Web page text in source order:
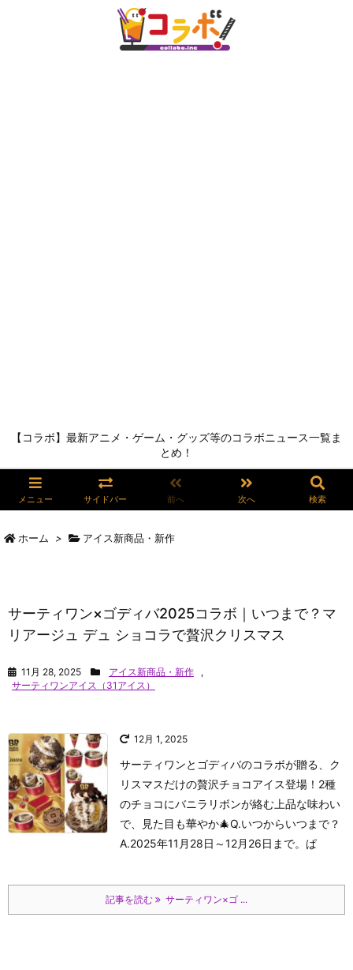
【コラボ】最新アニメ・ゲーム・グッズ等のコラボニュース一覧ま
とめ！
メニュー サイドバー 前へ 次へ 検索
ホーム > アイス新商品・新作
サーティワン×ゴディバ2025コラボ｜いつまで？マ
リアージュ デュ ショコラで贅沢クリスマス
11月 28, 2025 アイス新商品・新作
,
サーティワンアイス（31アイス）
12月 1, 2025
サーティワンとゴディバのコラボが贈る、ク
リスマスだけの贅沢チョコアイス登場！2種
のチョコにバニラリボンが絡む上品な味わい
で、見た目も華やか🎄Q.いつからいつまで？
A.2025年11月28日～12月26日まで。ぱ
記事を読む サーティワン×ゴ ...